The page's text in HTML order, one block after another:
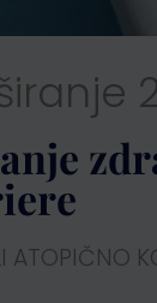
ATOPIČNO